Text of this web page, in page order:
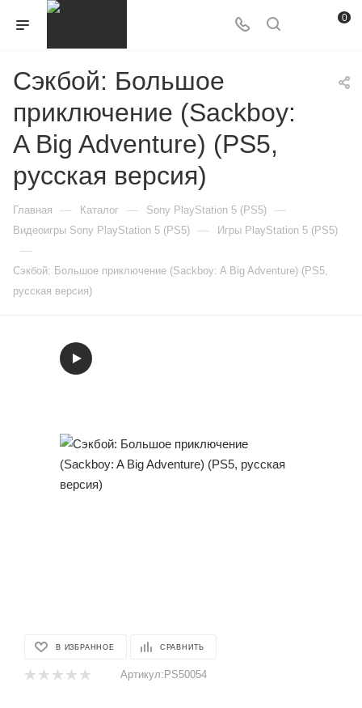
0
Сэкбой: Большое
приключение (Sackboy:
A Big Adventure) (PS5,
русская версия)
Главная — Каталог — Sony PlayStation 5 (PS5) —
Видеоигры Sony PlayStation 5 (PS5) — Игры PlayStation 5 (PS5)
—
Сэкбой: Большое приключение (Sackboy: A Big Adventure) (PS5,
русская версия)
В ИЗБРАННОЕ СРАВНИТЬ
Артикул: PS50054